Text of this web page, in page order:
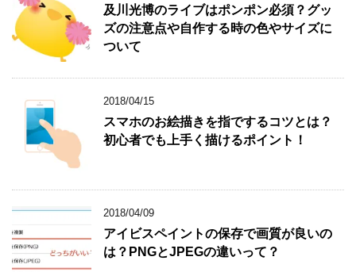
及川光博のライブはポンポン必須？グッ
ズの注意点や自作する時の色やサイズに
ついて
2018/04/15
スマホのお絵描きを指でするコツとは？
初心者でも上手く描けるポイント！
2018/04/09
アイビスペイントの保存で画質が良いの
は？PNGとJPEGの違いって？